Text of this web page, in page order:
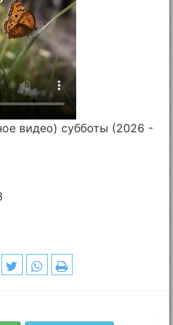
видео) субботы (2026 -